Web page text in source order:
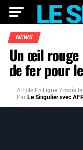
NEWS
Un œil
de fer pour
Article En Ligne 7 mois le
Par Le Singulier avec